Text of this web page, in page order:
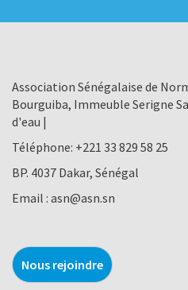
Association Sénégalaise de
Bourguiba, Immeuble Serigne
d'eau |
Téléphone: +221 33 829 58 25
BP. 4037 Dakar, Sénégal
Email : asn@asn.sn
Nous rejoindre